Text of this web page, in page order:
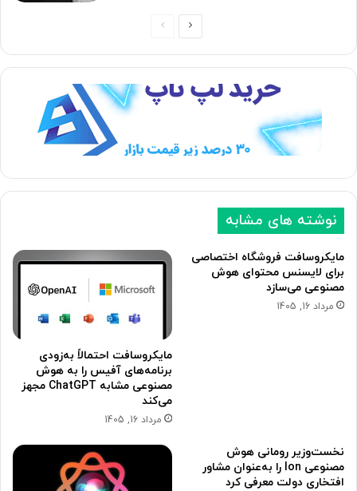
ح
ه
ی
ح
ه
ی
نوشته های مشابه
مایکروسافت فروشگاه اختصاصی
برای لایسنس محتوای هوش
مصنوعی می‌سازد
مرداد 16, 1405
مایکروسافت احتمالاً به‌زودی
برنامه‌های آفیس را به هوش
مصنوعی مشابه ChatGPT مجهز
می‌کند
مرداد 16, 1405
نخست‌وزیر رومانی هوش
مصنوعی Ion را به‌عنوان مشاور
افتخاری دولت معرفی کرد